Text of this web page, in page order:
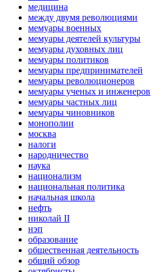
медицина
между двумя революциями
мемуары военных
мемуары деятелей культуры
мемуары духовных лиц
мемуары политиков
мемуары предпринимателей
мемуары революционеров
мемуары ученых и инженеров
мемуары частных лиц
мемуары чиновников
монополии
москва
налоги
народничество
наука
национализм
национальная политика
начальная школа
нефть
николай II
нэп
образование
общественная деятельность
общий обзор